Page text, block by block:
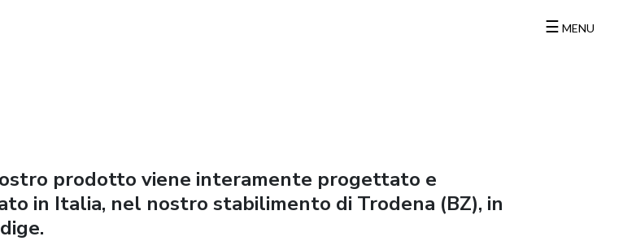
☰ MENU
prodotto viene interamente progettato e
in Italia, nel nostro stabilimento di Trodena (BZ), in